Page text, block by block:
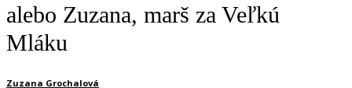
alebo Zuzana, marš za Veľkú
Mláku
Zuzana Grochalová